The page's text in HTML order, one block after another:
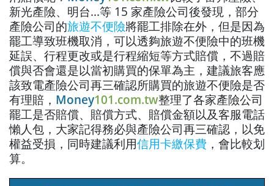
新光產險、明台...等 15 家產險公司後發現，部分
產險公司的旅遊不便險將罷工排除在外，但是因為
罷工導致班機取消，可以透夠旅遊不便險中的班機
延誤、行程更改或是行程縮短等方式賠償，不過賠
償與否會還是以當初購買的保單為主，建議旅客應
該致電產險公司再三確認所購買的旅遊不便險是否
有理賠， Money101.com.tw整理了各家產險公司
罷工是否賠償、賠償方式、賠償金額以及客服電話
懶人包，大家記得務必與產險公司再三確認，以免
權益受損，同時建議利用信用卡繳保費 ，會比較划
算。